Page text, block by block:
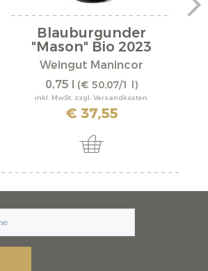
Blauburgunder
"Mason" Bio 2023
Weingut Manincor
0,75 l (€ 50,07/1 l)
inkl. MwSt. zzgl. Versandkosten
€ 37,55